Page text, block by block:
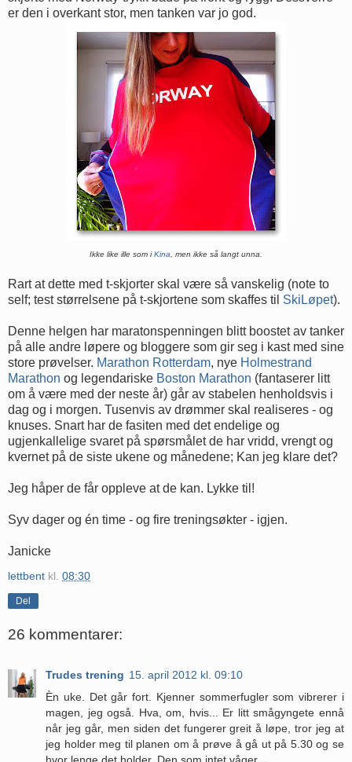
er den i overkant stor, men tanken var jo god.
Ikke like ille som iKina , men ikke så langt unna.
Rart at dette med t-skjorter skal være så vanskelig (note to
self; test størrelsene på t-skjortene som skaffes til SkiLøpet).
Denne helgen har maratonspenningen blitt boostet av tanker
på alle andre løpere og bloggere som gir seg i kast med sine
store prøvelser. Marathon Rotterdam, nye Holmestrand
Marathon og legendariske Boston Marathon (fantaserer litt
om å være med der neste år) går av stabelen henholdsvis i
dag og i morgen. Tusenvis av drømmer skal realiseres - og
knuses. Snart har de fasiten med det endelige og
ugjenkallelige svaret på spørsmålet de har vridd, vrengt og
kvernet på de siste ukene og månedene; Kan jeg klare det?
Jeg håper de får oppleve at de kan. Lykke til!
Syv dager og én time - og fire treningsøkter - igjen.
Janicke
lettbent kl. 08:30
Del
26 kommentarer:
Trudes trening 15. april 2012 kl. 09:10
Èn uke. Det går fort. Kjenner sommerfugler som vibrerer i
magen, jeg også. Hva, om, hvis... Er litt smågyngete ennå
når jeg går, men siden det fungerer greit å løpe, tror jeg at
jeg holder meg til planen om å prøve å gå ut på 5.30 og se